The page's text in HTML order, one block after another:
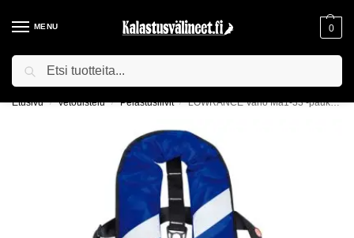
MENU 0
ILMAINEN TOIMITUS YLI 75€ TILAUKSILLE!
Etusivu / Vetouistelu / Pelastusliivit / LOWRANCE Vario Ma1-33 -paukkuliivin varapatruuna